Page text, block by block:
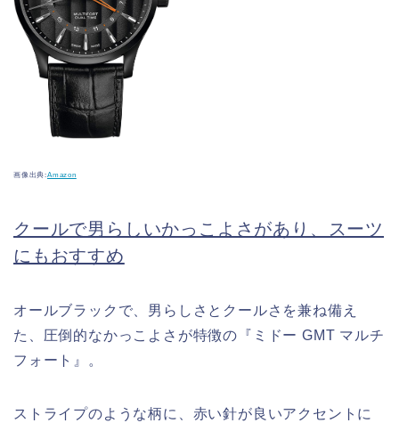
画像出典:Amazon
クールで男らしいかっこよさがあり、スーツ
にもおすすめ
オールブラックで、男らしさとクールさを兼ね備え
た、圧倒的なかっこよさが特徴の『ミドー GMT マルチ
フォート』。
ストライプのような柄に、赤い針が良いアクセントに